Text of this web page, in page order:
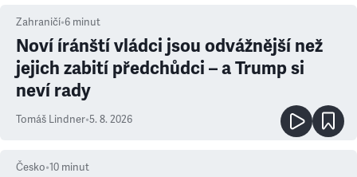
Zahraničí•6 minut
Noví íránští vládci jsou odvážnější než
jejich zabití předchůdci – a Trump si
neví rady
Tomáš Lindner•5. 8. 2026
Česko•10 minut